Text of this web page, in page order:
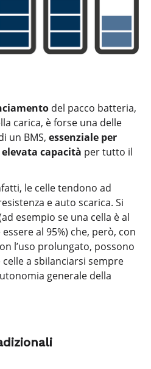
del pacco batteria,
carica, è forse una delle
un BMS, essenziale per
capacità per tutto il
le celle tendono ad
e auto scarica. Si
esempio se una cella è al
al 95%) che, però, con
l’uso prolungato, possono
a sbilanciarsi sempre
generale della